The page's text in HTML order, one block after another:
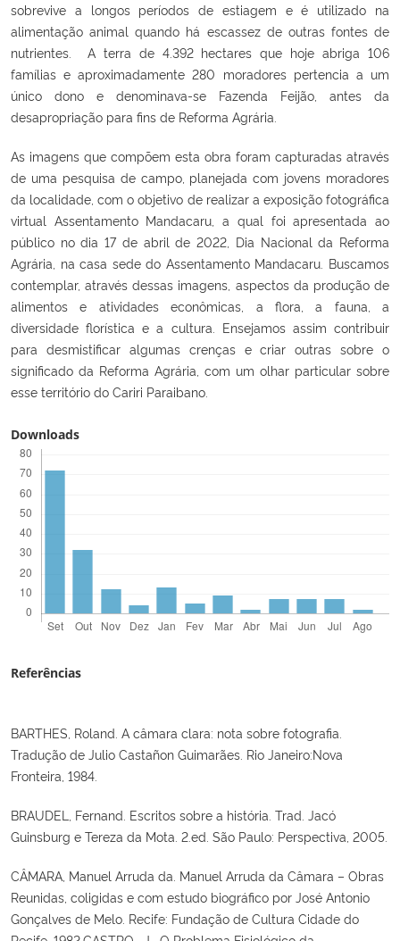
sobrevive a longos períodos de estiagem e é utilizado na
alimentação animal quando há escassez de outras fontes de
nutrientes. A terra de 4.392 hectares que hoje abriga 106
famílias e aproximadamente 280 moradores pertencia a um
único dono e denominava-se Fazenda Feijão, antes da
desapropriação para fins de Reforma Agrária.
As imagens que compõem esta obra foram capturadas através
de uma pesquisa de campo, planejada com jovens moradores
da localidade, com o objetivo de realizar a exposição fotográfica
virtual Assentamento Mandacaru, a qual foi apresentada ao
público no dia 17 de abril de 2022, Dia Nacional da Reforma
Agrária, na casa sede do Assentamento Mandacaru. Buscamos
contemplar, através dessas imagens, aspectos da produção de
alimentos e atividades econômicas, a flora, a fauna, a
diversidade florística e a cultura. Ensejamos assim contribuir
para desmistificar algumas crenças e criar outras sobre o
significado da Reforma Agrária, com um olhar particular sobre
esse território do Cariri Paraibano.
Downloads
Referências
BARTHES, Roland. A câmara clara: nota sobre fotografia.
Tradução de Julio Castañon Guimarães. Rio Janeiro:Nova
Fronteira, 1984.
BRAUDEL, Fernand. Escritos sobre a história. Trad. Jacó
Guinsburg e Tereza da Mota. 2.ed. São Paulo: Perspectiva, 2005.
CÂMARA, Manuel Arruda da. Manuel Arruda da Câmara – Obras
Reunidas, coligidas e com estudo biográfico por José Antonio
Gonçalves de Melo. Recife: Fundação de Cultura Cidade do